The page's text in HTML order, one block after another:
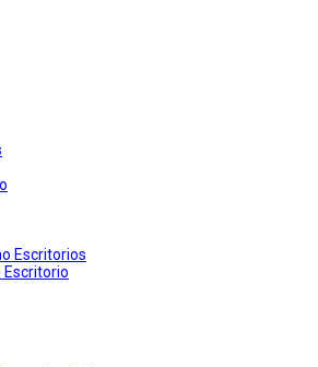
Escritorios
Escritorio